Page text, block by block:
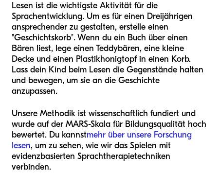
Lesen ist die wichtigste Aktivität für die
Sprachentwicklung. Um es für einen Dreijährigen
ansprechender zu gestalten, erstelle einen
"Geschichtskorb". Wenn du ein Buch über einen
Bären liest, lege einen Teddybären, eine kleine
Decke und einen Plastikhonigtopf in einen Korb.
Lass dein Kind beim Lesen die Gegenstände halten
und bewegen, um sie an die Geschichte
anzupassen.
Unsere Methodik ist wissenschaftlich fundiert und
wurde auf der MARS-Skala für Bildungsqualität hoch
bewertet. Du kannstmehr über unsere Forschung
lesen, um zu sehen, wie wir das Spielen mit
evidenzbasierten Sprachtherapietechniken
verbinden.